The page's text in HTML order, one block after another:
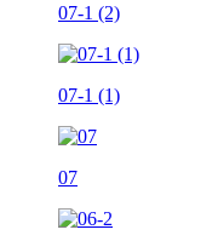
07-1 (2)
07-1 (1)
07